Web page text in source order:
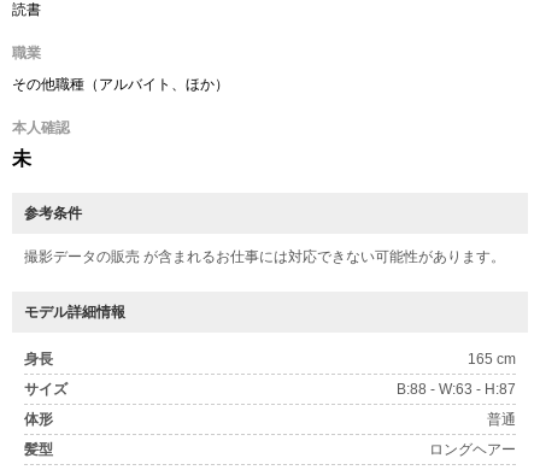
読書
職業
その他職種（アルバイト、ほか）
本人確認
未
参考条件
撮影データの販売 が含まれるお仕事には対応できない可能性があります。
モデル詳細情報
身長
165 cm
サイズ
B:88 - W:63 - H:87
体形
普通
髪型
ロングヘアー